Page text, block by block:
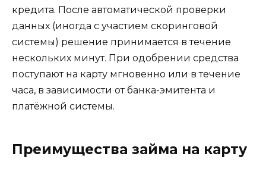
кредита. После автоматической проверки
данных (иногда с участием скоринговой
системы) решение принимается в течение
нескольких минут. При одобрении средства
поступают на карту мгновенно или в течение
часа, в зависимости от банка-эмитента и
платёжной системы.
Преимущества займа на карту